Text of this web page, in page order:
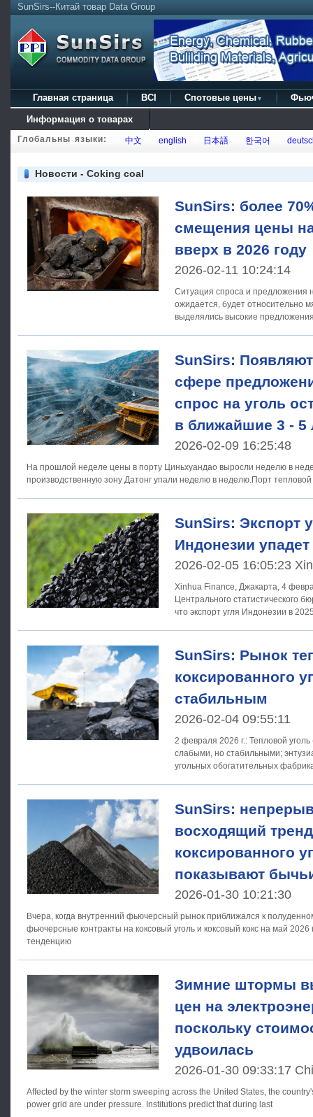
SunSirs--Китай товар Data Group
Главная страница BCI Спотовые цены ▼
Информация о товарах
Глобальны языки: 中文 english 日本語 한국어
Новости - Coking coal
SunSirs: более
смещения цены
вверх в 2026 году
2026-02-11 10:24:14
Ситуация спроса и предложения
ожидается, будет относительно
выделялись высокие
SunSirs:
сфере
спрос на уголь
в ближайшие 3 - 5
2026-02-09 16:25:48
На прошлой неделе цены в порту Циньхуандао выросли неделю в
производственную зону Датонг упали неделю в неделю.Порт тепловой
SunSirs: Экспорт
Индонезии упадет
2026-02-05 16:05:23
Xinhua Finance, Джакарта, 4
Центрального статистического
что экспорт угля Индонезии в
SunSirs: Рынок
коксированного
стабильным
2026-02-04 09:55:11
2 февраля 2026 г.: Тепловой
слабыми, но стабильными;
угольных обогатительных
SunSirs:
восходящий
коксированного
показывают
2026-01-30 10:21:30
Вчера, когда внутренний фьючерсный рынок приближался к
фьючерсные контракты на коксовый уголь и коксовый кокс на май
тенденцию
Зимние штормы
цен на
поскольку
удвоилась
2026-01-30 09:33:17
Affected by the winter storm sweeping across the United States, the
power grid are under pressure. Institutions predict that during last